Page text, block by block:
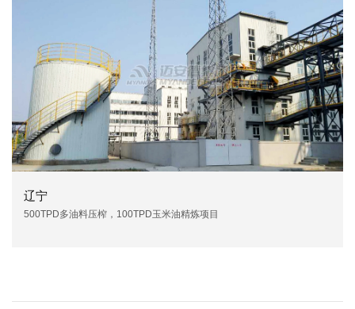
辽宁
500TPD多油料压榨，100TPD玉米油精炼项目